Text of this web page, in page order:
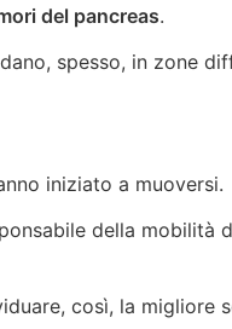
del pancreas.
spesso, in zone
iniziato a muoversi.
della mobilità
così, la migliore